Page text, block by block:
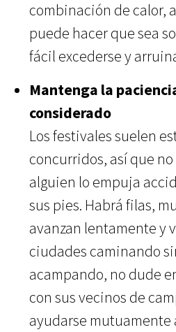
combinación de calor,
puede hacer que sea
fácil excederse y
Mantenga la
considerado
Los festivales suelen
concurridos, así que no
alguien lo empuja
sus pies. Habrá filas,
avanzan lentamente y
ciudades caminando
acampando, no dude
con sus vecinos de
ayudarse mutuamente